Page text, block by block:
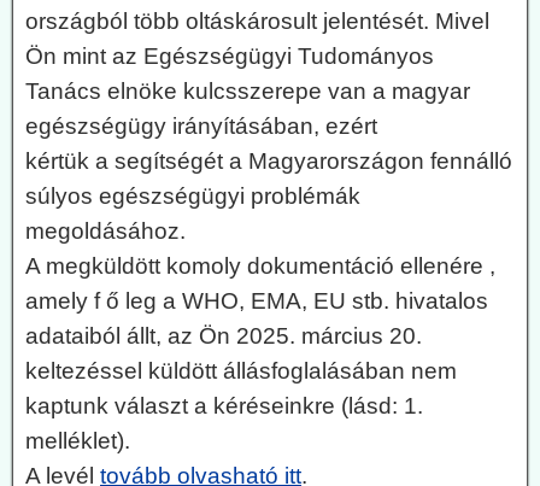
országból több oltáskárosult jelentését. Mivel
Ön mint az Egészségügyi Tudományos
Tanács elnöke kulcsszerepe van a magyar
egészségügy irányításában, ezért
kértük a segítségét a Magyarországon fennálló
súlyos egészségügyi problémák
megoldásához.
A megküldött komoly dokumentáció ellenére ,
amely f ő leg a WHO, EMA, EU stb. hivatalos
adataiból állt, az Ön 2025. március 20.
keltezéssel küldött állásfoglalásában nem
kaptunk választ a kéréseinkre (lásd: 1.
melléklet).
A levél tovább olvasható itt.